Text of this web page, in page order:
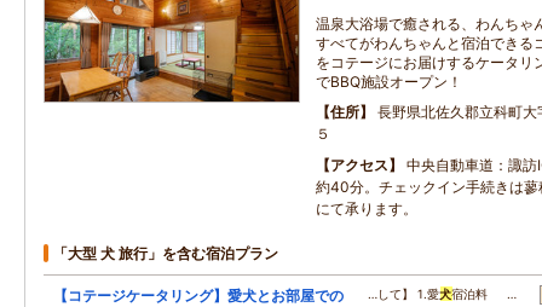
温泉大浴場で癒される、わんち
すべてがわんちゃんと宿泊でき
をコテージにお届けするケータ
でBBQ施設オープン！
住所
長野県北佐久郡立科町
５
アクセス
中央自動車道：諏
約40分。チェックイン手続きは
にて承ります。
「大型 犬 旅行」を含む宿泊プラン
【コテージケータリング】愛犬とお部屋での
…して】 1.愛犬宿泊料 …